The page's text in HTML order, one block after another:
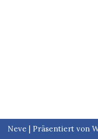
Neve | Präsentiert von